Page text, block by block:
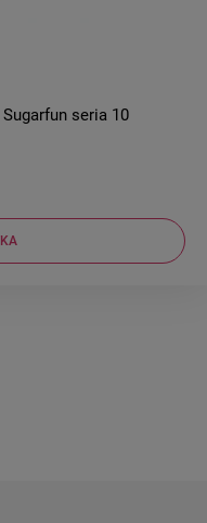
seria 10